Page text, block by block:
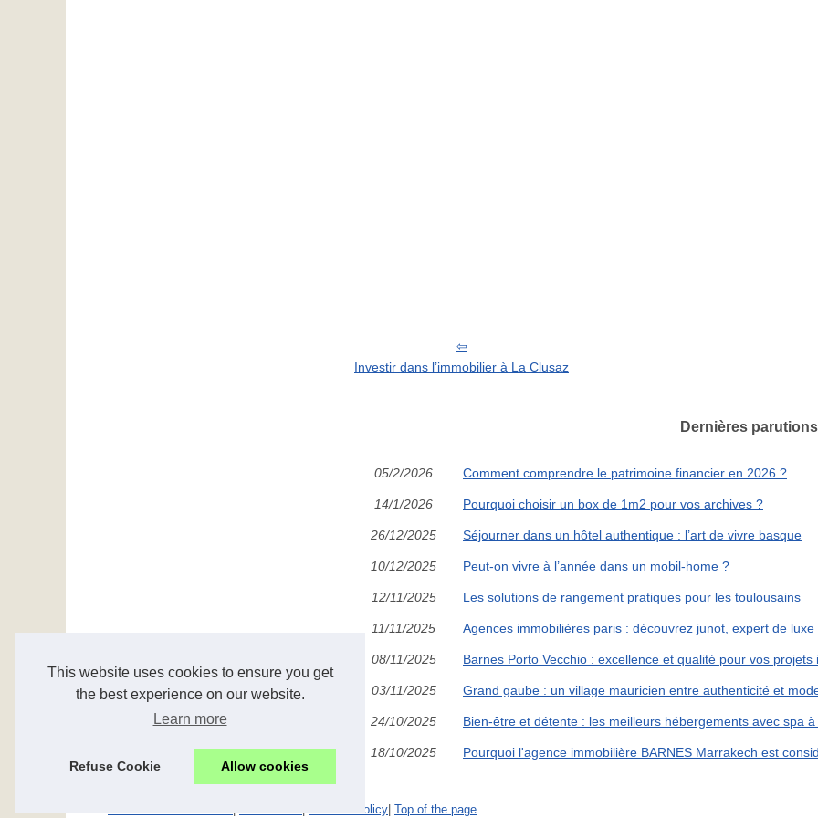
This website uses cookies to ensure you get
the best experience on our website.
Learn more
Refuse Cookie Allow cookies
Investir dans l’immobilier à La Clusaz
Dernières
05/2/2026 Comment comprendre le patrimoine financier en 2026 ?
14/1/2026 Pourquoi choisir un box de 1m2 pour vos archives ?
26/12/2025 Séjourner dans un hôtel authentique : l’art de vivre basque
10/12/2025 Peut-on vivre à l’année dans un mobil-home ?
12/11/2025 Les solutions de rangement pratiques pour les toulousains
11/11/2025 Agences immobilières paris : découvrez junot, expert de luxe
08/11/2025 Barnes Porto Vecchio : excellence et qualité pour vos projets
03/11/2025 Grand gaube : un village mauricien entre authenticité et
24/10/2025 Bien-être et détente : les meilleurs hébergements avec spa
18/10/2025 Pourquoi l'agence immobilière BARNES Marrakech est
Cookies Policy Top of the page